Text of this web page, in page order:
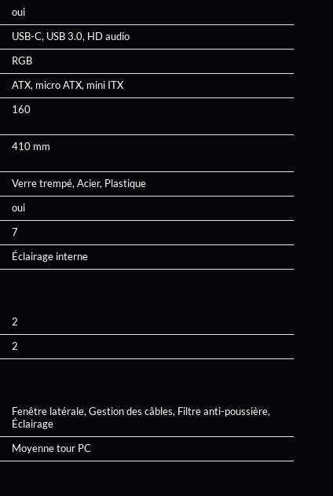
oui
USB-C, USB 3.0, HD audio
RGB
ATX, micro ATX, mini ITX
160
410 mm
Verre trempé, Acier, Plastique
oui
7
Éclairage interne
2
2
Fenêtre latérale, Gestion des câbles, Filtre anti-poussière,
Éclairage
Moyenne tour PC